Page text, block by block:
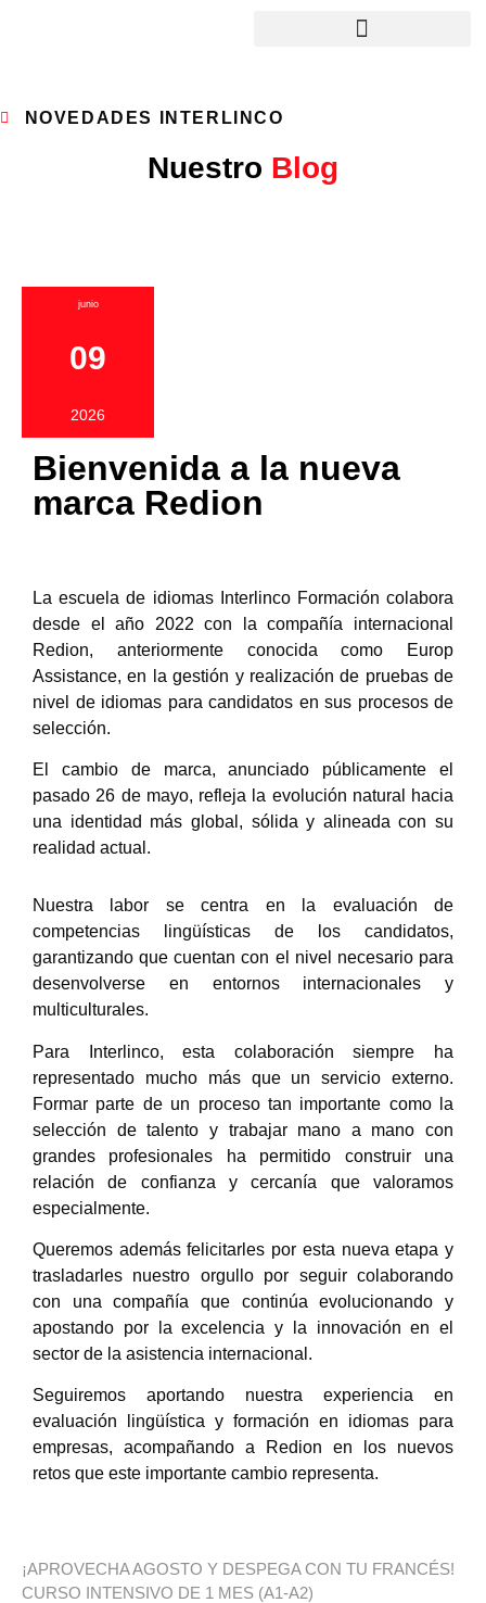
NOVEDADES INTERLINCO
Nuestro Blog
junio
09
2026
Bienvenida a la nueva
marca Redion
La escuela de idiomas Interlinco Formación colabora
desde el año 2022 con la compañía internacional
Redion, anteriormente conocida como Europ
Assistance, en la gestión y realización de pruebas de
nivel de idiomas para candidatos en sus procesos de
selección.
El cambio de marca, anunciado públicamente el
pasado 26 de mayo, refleja la evolución natural hacia
una identidad más global, sólida y alineada con su
realidad actual.
Nuestra labor se centra en la evaluación de
competencias lingüísticas de los candidatos,
garantizando que cuentan con el nivel necesario para
desenvolverse en entornos internacionales y
multiculturales.
Para Interlinco, esta colaboración siempre ha
representado mucho más que un servicio externo.
Formar parte de un proceso tan importante como la
selección de talento y trabajar mano a mano con
grandes profesionales ha permitido construir una
relación de confianza y cercanía que valoramos
especialmente.
Queremos además felicitarles por esta nueva etapa y
trasladarles nuestro orgullo por seguir colaborando
con una compañía que continúa evolucionando y
apostando por la excelencia y la innovación en el
sector de la asistencia internacional.
Seguiremos aportando nuestra experiencia en
evaluación lingüística y formación en idiomas para
empresas, acompañando a Redion en los nuevos
retos que este importante cambio representa.
¡APROVECHA AGOSTO Y DESPEGA CON TU FRANCÉS!
CURSO INTENSIVO DE 1 MES (A1-A2)